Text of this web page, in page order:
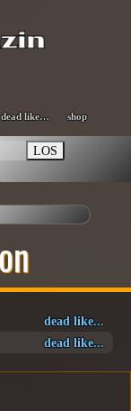
dead like… shop
LOS
dead like...
dead like...